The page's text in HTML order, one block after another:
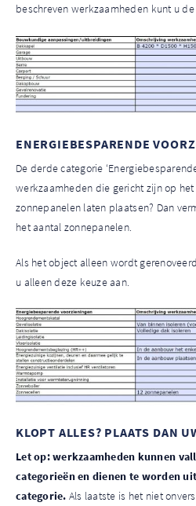
beschreven werkzaamheden kunt u
ENERGIEBESPARENDE
De derde categorie
werkzaamheden die gericht zijn op
zonnepanelen laten plaatsen? Dan
het aantal zonnepanelen.
Als het object alleen wordt
u alleen deze keuze aan.
KLOPT ALLES? PLAATS DAN
Let op: werkzaamheden kunnen
categorieën en dienen te worden
categorie. Als laatste is het niet